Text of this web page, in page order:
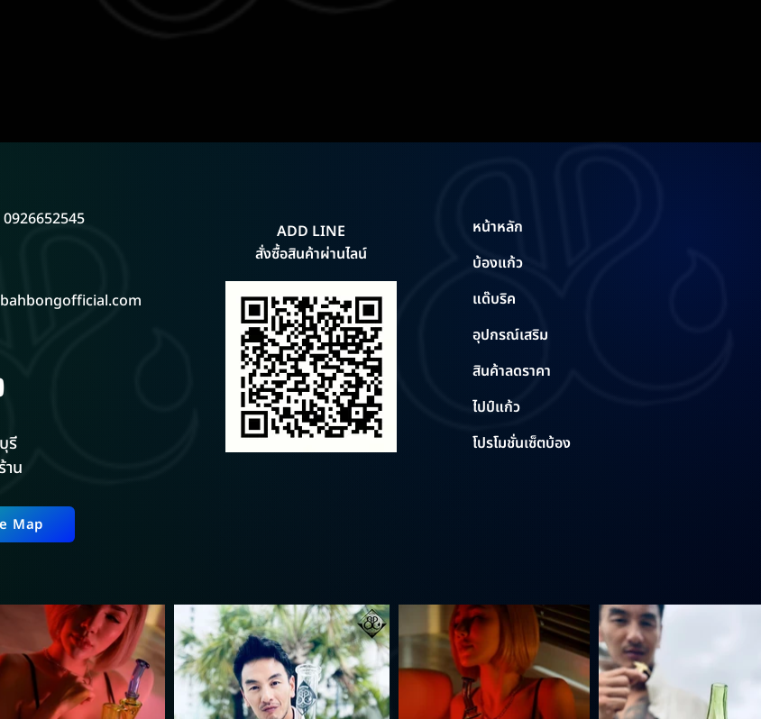
รี
น
Map
ADD LINE
สั่งซื้อสินค้าผ่านไลน์
หน้าหลัก
บ้องแก้ว
แด๊บริค
อุปกรณ์เสริม
สินค้าลดราคา
ไปป์แก้ว
โปรโมชั่นเซ็ตบ้อง